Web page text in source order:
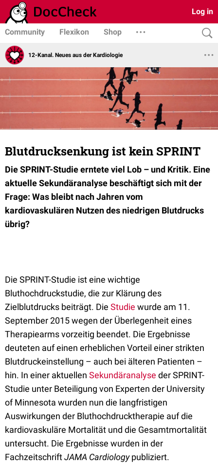
Log in
Community Flexikon Shop
12-Kanal. Neues aus der Kardiologie
Blutdrucksenkung ist kein SPRINT
Die SPRINT-Studie erntete viel Lob – und Kritik. Eine
aktuelle Sekundäranalyse beschäftigt sich mit der
Frage: Was bleibt nach Jahren vom
kardiovaskulären Nutzen des niedrigen Blutdrucks
übrig?
Die SPRINT-Studie ist eine wichtige
Bluthochdruckstudie, die zur Klärung des
Zielblutdrucks beiträgt. Die Studie wurde am 11.
September 2015 wegen der Überlegenheit eines
Therapiearms vorzeitig beendet. Die Ergebnisse
deuteten auf einen erheblichen Vorteil einer strikten
Blutdruckeinstellung – auch bei älteren Patienten –
hin. In einer aktuellen Sekundäranalyse der SPRINT-
Studie unter Beteiligung von Experten der University
of Minnesota wurden nun die langfristigen
Auswirkungen der Bluthochdrucktherapie auf die
kardiovaskuläre Mortalität und die Gesamtmortalität
untersucht. Die Ergebnisse wurden in der
FachzeitschriftJAMA Cardiologypubliziert.